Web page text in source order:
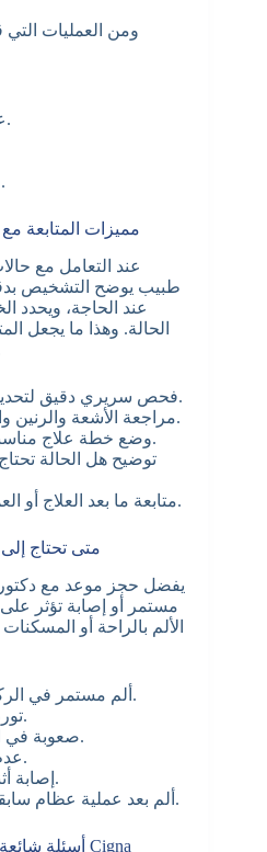
ومن العمليات
عمليات الرباط الصليبي.
عمليات تغيير المفاصل.
مميزات المتابعة
عند التعامل مع
طبيب يوضح التشخيص
عند الحاجة، ويحدد
الحالة. وهذا ما يجعل
فحص سريري دقيق لتحديد سبب الألم أو الإصابة.
مراجعة الأشعة والرنين والتقارير الطبية السابقة.
وضع خطة علاج مناسبة حسب حالة المريض.
توضيح هل الحالة
متابعة ما بعد العلاج أو العملية حتى تحسن الحالة.
متى تحتاج
يفضل حجز موعد مع
مستمر أو إصابة تؤثر
الألم بالراحة أو
ألم مستمر في الركبة أو الكتف أو الحوض.
تورم أو تيبس في المفصل.
صعوبة في المشي أو صعود السلم.
عدم ثبات الركبة أو الكتف.
إصابة أثناء الرياضة أو السقوط.
ألم بعد عملية عظام سابقة أو الحاجة إلى متابعة.
أسئلة شائعة عن دكتور عظام تابع لشركة Cigna